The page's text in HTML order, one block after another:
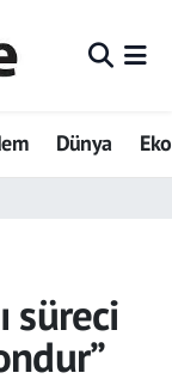
Dünya
süreci